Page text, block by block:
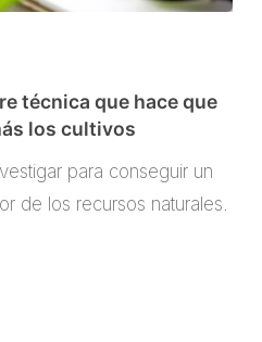
técnica que hace que
los cultivos
para conseguir un
de los recursos naturales.